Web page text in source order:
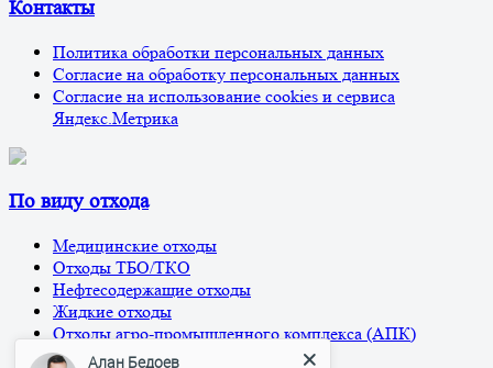
Контакты
Политика обработки персональных данных
Согласие на обработку персональных данных
Согласие на использование cookies и сервиса
Яндекс.Метрика
По виду отхода
Медицинские отходы
Отходы ТБО/ТКО
Нефтесодержащие отходы
Жидкие отходы
Отходы агро-промышленного комплекса (АПК)
Прочие отходы
Алан Бедоев
Специалист по оборудованию